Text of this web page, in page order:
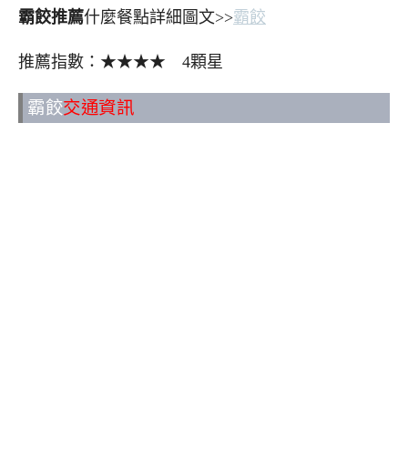
霸餃推薦什麼餐點詳細圖文>>霸餃
推薦指數：★★★★ 4顆星
霸餃交通資訊